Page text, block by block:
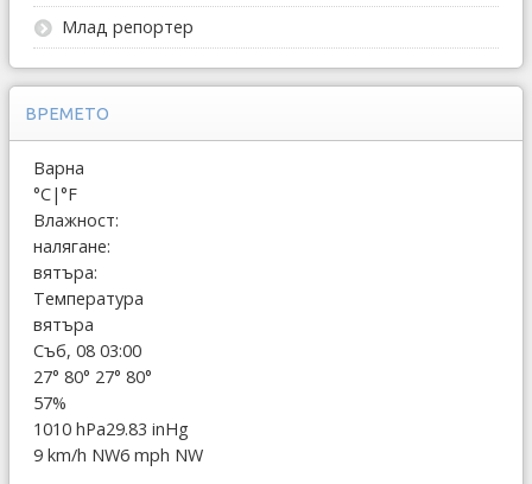
Млад репортер
ВРЕМЕТО
Варна
°C|°F
Влажност:
налягане:
вятъра:
Температура
вятъра
Съб, 08 03:00
27° 80° 27° 80°
57%
1010 hPa29.83 inHg
9 km/h NW6 mph NW